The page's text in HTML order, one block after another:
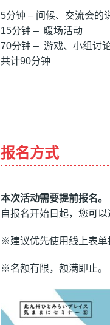
5分钟 – 问候、交流会的
15分钟 – 暖场活动
70分钟 – 游戏、小组讨
共计90分钟
报名方式
本次活动需要提前报名。
自报名开始日起，您可
※建议优先使用线上表单
※名额有限，额满即止。